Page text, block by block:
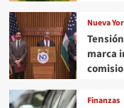
Nueva
marca
Finanzas